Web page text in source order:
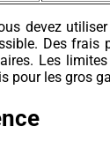
devez
Des frais
Les
pour les gros